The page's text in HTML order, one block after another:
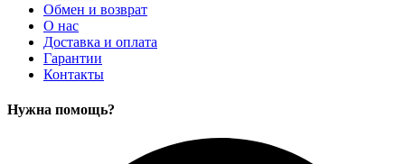
Обмен и возврат
О нас
Доставка и оплата
Гарантии
Контакты
Нужна помощь?